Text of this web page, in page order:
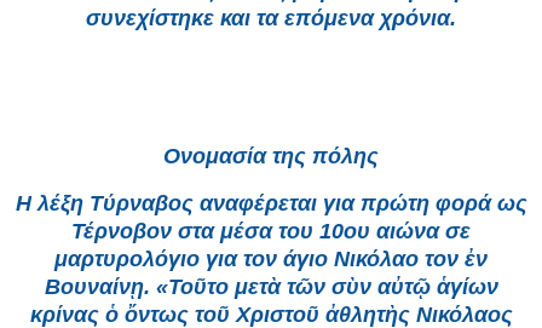
συνεχίστηκε και τα επόμενα χρόνια.
Ονομασία της πόλης
Η λέξη Τύρναβος αναφέρεται για πρώτη φορά ως
Τέρνοβον στα μέσα του 10ου αιώνα σε
μαρτυρολόγιο για τον άγιο Νικόλαο τον ἐν
Βουναίνῃ. «Τοῦτο μετὰ τῶν σὺν αὐτῷ ἁγίων
κρίνας ὁ ὄντως τοῦ Χριστοῦ ἀθλητὴς Νικόλαος